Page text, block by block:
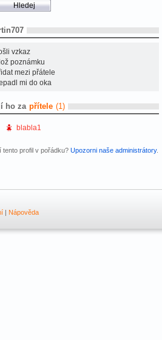
vzkaz
poznámku
mezi přátele
mi do oka
ho za přítele (1)
blabla1
tento profil v pořádku? Upozorni naše administrátory.
| Nápověda